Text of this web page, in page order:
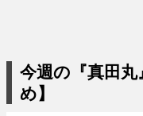
今週の『真田丸
め】